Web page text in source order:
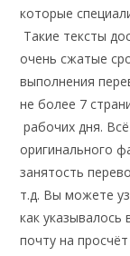
которые
Такие тексты
очень сжатые
выполнения
не более 7
рабочих дня.
оригинального
занятость
т.д. Вы можете
как
почту на